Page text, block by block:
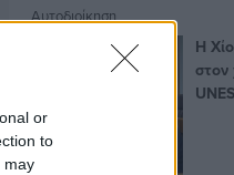
or
to
may
Αυτοδιοίκηση
Η
στον